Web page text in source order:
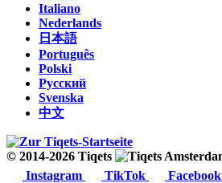
Italiano
Nederlands
日本語
Português
Polski
Русский
Svenska
中文
© 2014-2026 Tiqets
Instagram
TikTok Facebook